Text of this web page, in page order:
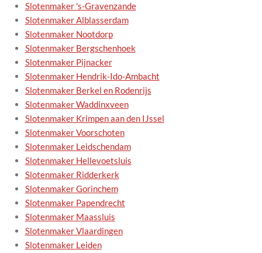
Slotenmaker 's-Gravenzande
Slotenmaker Alblasserdam
Slotenmaker Nootdorp
Slotenmaker Bergschenhoek
Slotenmaker Pijnacker
Slotenmaker Hendrik-Ido-Ambacht
Slotenmaker Berkel en Rodenrijs
Slotenmaker Waddinxveen
Slotenmaker Krimpen aan den IJssel
Slotenmaker Voorschoten
Slotenmaker Leidschendam
Slotenmaker Hellevoetsluis
Slotenmaker Ridderkerk
Slotenmaker Gorinchem
Slotenmaker Papendrecht
Slotenmaker Maassluis
Slotenmaker Vlaardingen
Slotenmaker Leiden